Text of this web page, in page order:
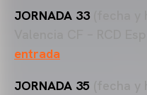
JORNADA 33(fecha y
Valencia CF – RCD
entrada
JORNADA 35 (fecha y